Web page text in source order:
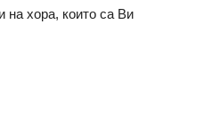
на хора, които са Ви